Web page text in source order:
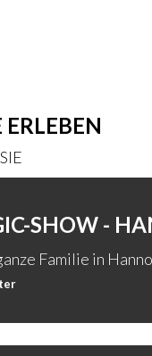
SHOW -
Familie in